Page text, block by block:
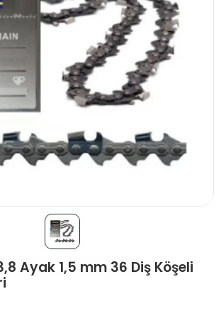
Ayak 1,5 mm 36 Diş Köşeli